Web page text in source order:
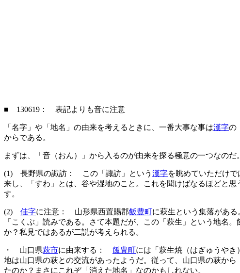
■ 130619： 表記よりも音に注意
「名字」や「地名」の由来を考えるときに、一番大事な事は漢字の
からである。
まずは、「音（おん）」から入るのが由来を探る極意の一つなのだ。
(1) 長野県の諏訪： この「諏訪」という 漢字を眺めていただけ
来し、「すわ」とは、谷や湿地のこと。これを聞けばなるほどと
す。
(2) 佳字に注意： 山形県西置賜郡飯豊町に萩生という集落があ
「こくぶ」読みである。さて本題だが、この「萩生」という地名
か？私見ではあるが二説が考えられる。
・ 山口県萩市に由来する： 飯豊町には「萩生焼（はぎゅうや
地は山口県の萩との交流があったようだ。従って、山口県の萩か
たのか？まさにこれぞ「消えた地名」なのかもしれない。